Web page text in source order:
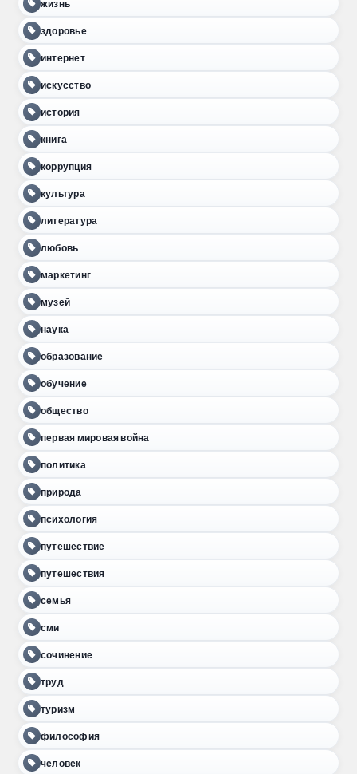
жизнь
здоровье
интернет
искусство
история
книга
коррупция
культура
литература
любовь
маркетинг
музей
наука
образование
обучение
общество
первая мировая война
политика
природа
психология
путешествие
путешествия
семья
сми
сочинение
труд
туризм
философия
человек